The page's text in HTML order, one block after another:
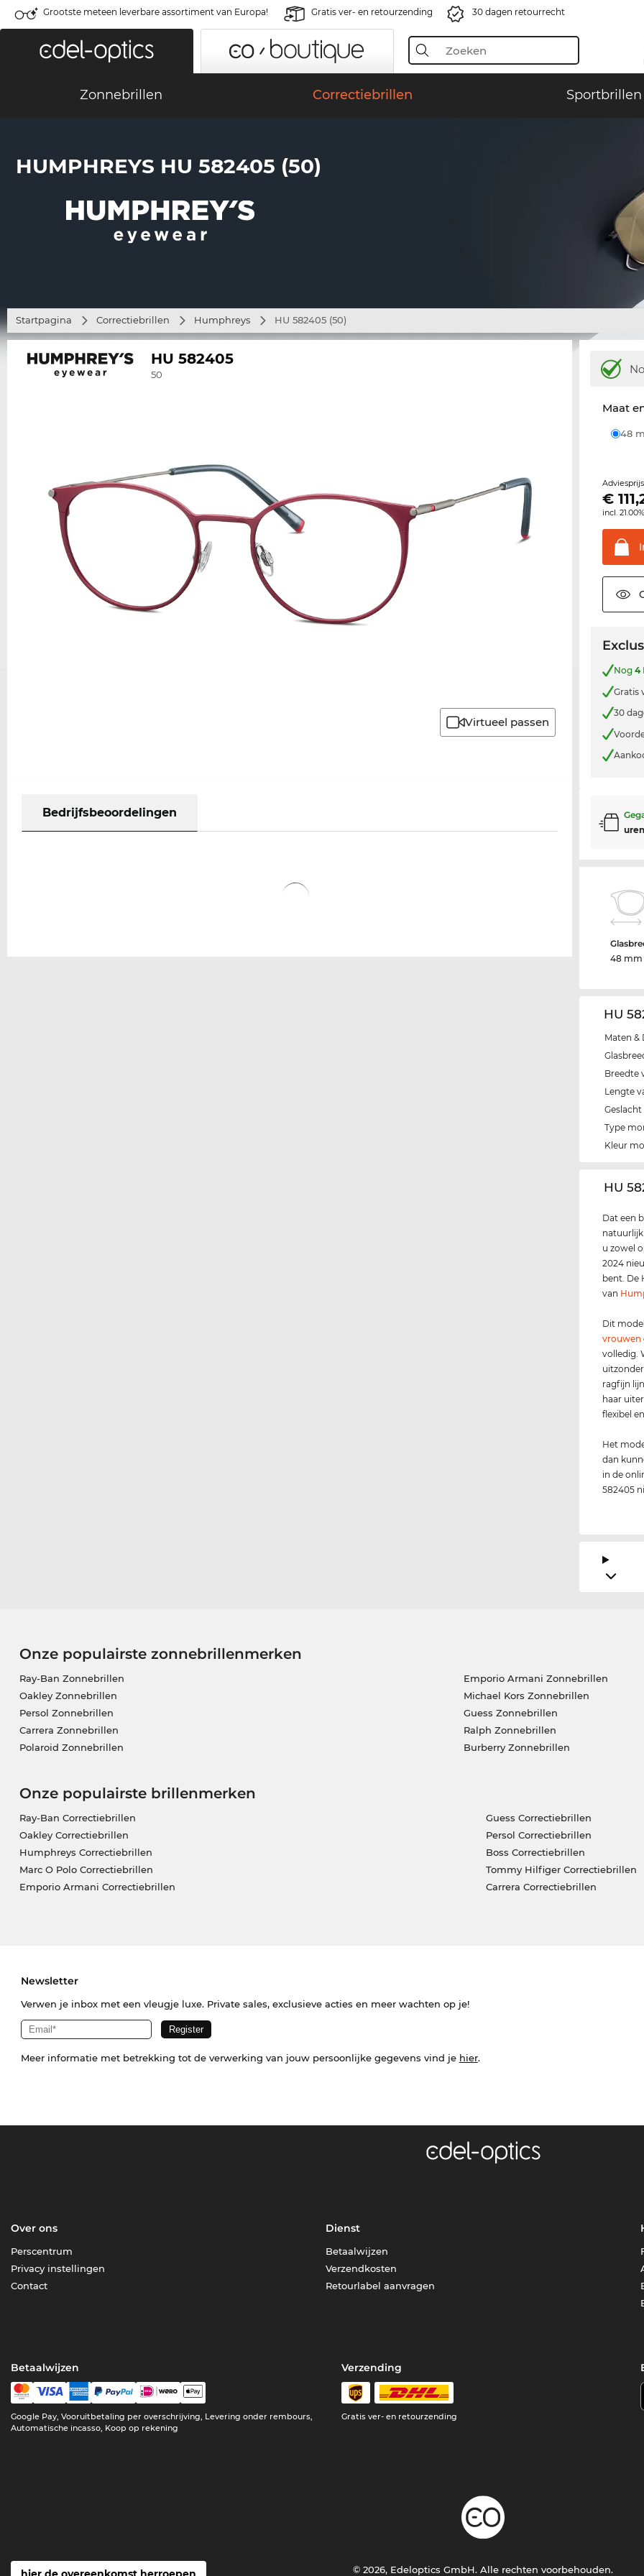
Grootste meteen leverbare assortiment van Europa! Gratis ver- en retourzending 30 dagen retourrecht
Zonnebrillen Correctiebrillen Sportbrillen
HUMPHREYS HU 582405 (50)
Startpagina Correctiebrillen Humphreys HU 582405 (50)
HU 582405
50
Virtueel passen
Bedrijfsbeoordelingen
Maat
48
€
incl.
Nog4
Gratis
30
48 mm
HU
Maten &
Breedte
Lengte
Geslacht
Type
Kleur
‌HU
Dat een
u zowel
2024
bent. De
van
Dit
vrouwen
volledig.
ragfijn
haar
flexibel
Het
dan
in de
582405
Onze populairste zonnebrillenmerken
Ray-Ban Zonnebrillen
Oakley Zonnebrillen
Persol Zonnebrillen
Carrera Zonnebrillen
Polaroid Zonnebrillen
Emporio Armani Zonnebrillen
Michael Kors Zonnebrillen
Guess Zonnebrillen
Ralph Zonnebrillen
Burberry Zonnebrillen
Onze populairste brillenmerken
Ray-Ban Correctiebrillen
Oakley Correctiebrillen
Humphreys Correctiebrillen
Marc O Polo Correctiebrillen
Emporio Armani Correctiebrillen
Guess Correctiebrillen
Persol Correctiebrillen
Boss Correctiebrillen
Tommy Hilfiger Correctiebrillen
Carrera Correctiebrillen
Newsletter
Verwen je inbox met een vleugje luxe. Private sales, exclusieve acties en meer wachten op je!
Meer informatie met betrekking tot de verwerking van jouw persoonlijke gegevens vind je hier.
Over ons
Perscentrum
Privacy instellingen
Contact
Dienst
Betaalwijzen
Verzendkosten
Retourlabel aanvragen
Betaalwijzen
Google Pay, Vooruitbetaling per overschrijving, Levering onder rembours,
Automatische incasso, Koop op rekening
Verzending
Gratis ver- en retourzending
© 2026, Edeloptics GmbH. Alle rechten voorbehouden.